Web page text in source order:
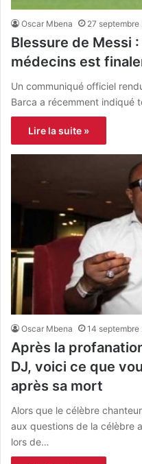
Oscar Mbena 27 septembre
Blessure de Messi
médecins est
Un communiqué officiel
Barca a récemment indiqué
Lire la suite »
Oscar Mbena 14 septembre
Après la
DJ, voici ce que
après sa mort
Alors que le célèbre
aux questions de la célèbre
lors de…